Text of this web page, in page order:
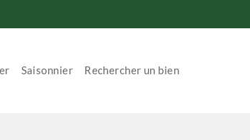
Saisonnier Rechercher un bien